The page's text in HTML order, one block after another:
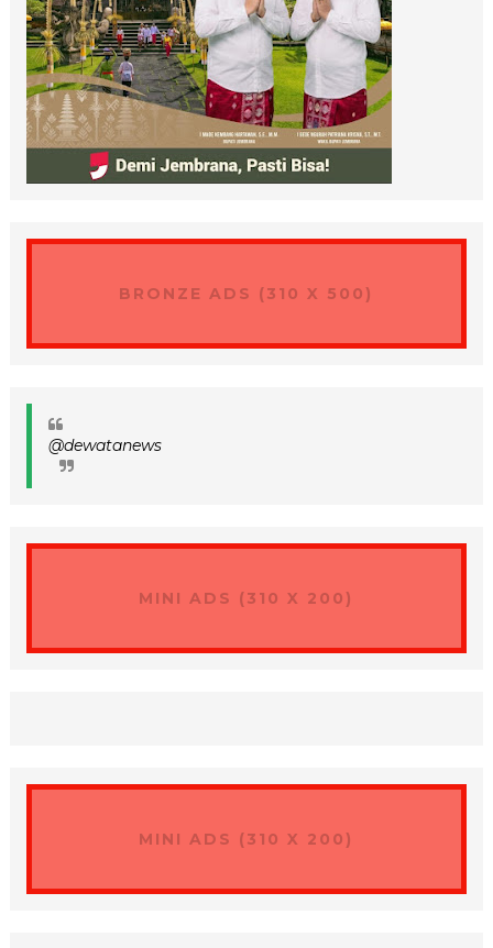
BRONZE ADS (310 X 500)
@dewatanews
MINI ADS (310 X 200)
MINI ADS (310 X 200)